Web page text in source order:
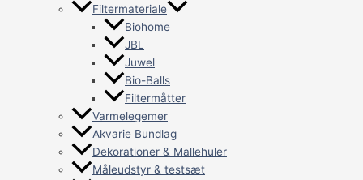
Filtermateriale
Biohome
JBL
Juwel
Bio-Balls
Filtermåtter
Varmelegemer
Akvarie Bundlag
Dekorationer & Mallehuler
Måleudstyr & testsæt